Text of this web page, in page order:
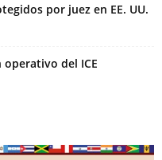
por juez en EE. UU.
del ICE